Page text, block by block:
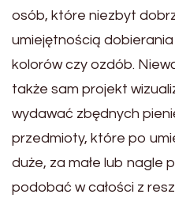
osób, które niezbyt
umiejętnością
kolorów czy ozdób.
także sam projekt
wydawać zbędnych
przedmioty, które po
duże, za małe lub nagle
podobać w całości z